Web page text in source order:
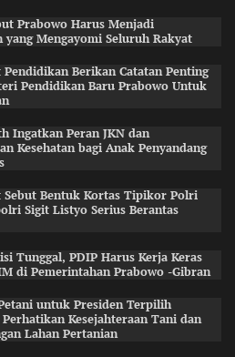
Prabowo Harus Menjadi
yang Mengayomi Seluruh Rakyat
Pendidikan Berikan Catatan Penting
Pendidikan Baru Prabowo Untuk
Ingatkan Peran JKN dan
Kesehatan bagi Anak Penyandang
Sebut Bentuk Kortas Tipikor Polri
Sigit Listyo Serius Berantas
Tunggal, PDIP Harus Kerja Keras
di Pemerintahan Prabowo -Gibran
untuk Presiden Terpilih
Kesejahteraan Tani dan
Lahan Pertanian